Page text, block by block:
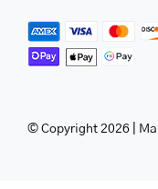
© Copyright 2026 |